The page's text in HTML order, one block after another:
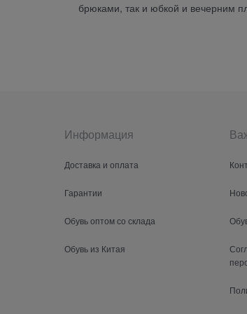
брюками, так и юбкой и вечерним
Информация
Доставка и оплата
Гарантии
Обувь оптом со склада
Обувь из Китая